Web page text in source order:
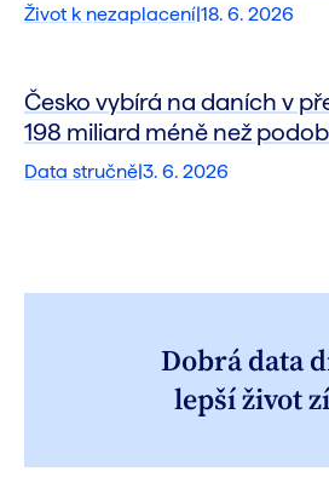
Život k nezaplacení|18. 6. 2026
Data stručně|3. 6. 2026
Česko vybírá na daních v
198 miliard méně než
Dobrá data
lepší život